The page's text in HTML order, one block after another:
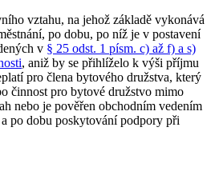
vztahu, na jehož základě vykonává
po dobu, po níž je v postavení
v § 25 odst. 1 písm. c) až f) a s)
, aniž by se přihlíželo k výši příjmu
pro člena bytového družstva, který
činnost pro bytové družstvo mimo
nebo je pověřen obchodním vedením
po dobu poskytování podpory při